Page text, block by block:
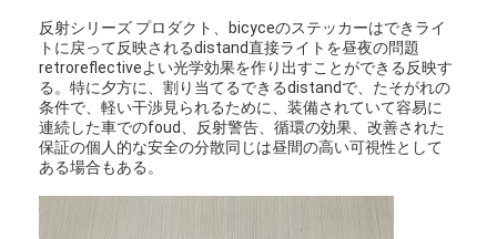
反射シリーズ プロダクト、bicyceのステッカーはできライ
トに戻って反映されるdistand直接ライトを昼夜の問題
retroreflectiveよい光学効果を作り出すことができる反映す
る。特に夕方に、割り当てるできるdistandで、たそがれの
条件で、軽い干渉見られるために、装備されていて容易に
連続した車でのfoud、反射警告、循環の効果、改善された
保証の個人的な安全の分散同じは昼間の高い可視性として
ある場合もある。